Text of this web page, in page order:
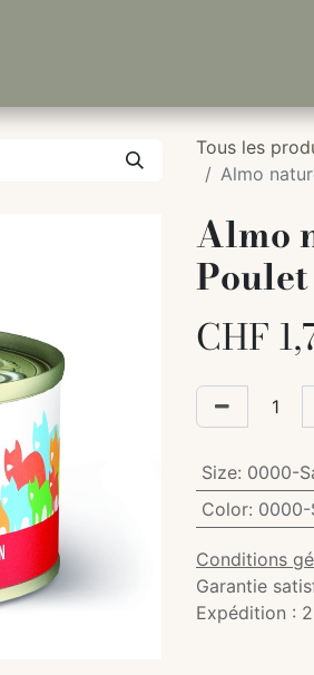
Tous les
Almo
Almo
CHF
Size: 0000-
Color: 0000-
Conditions
Garantie
Expédition :